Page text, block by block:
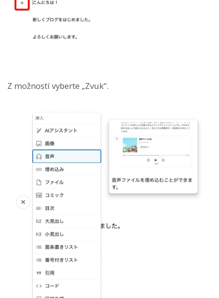
Z možností vyberte „Zvuk“.